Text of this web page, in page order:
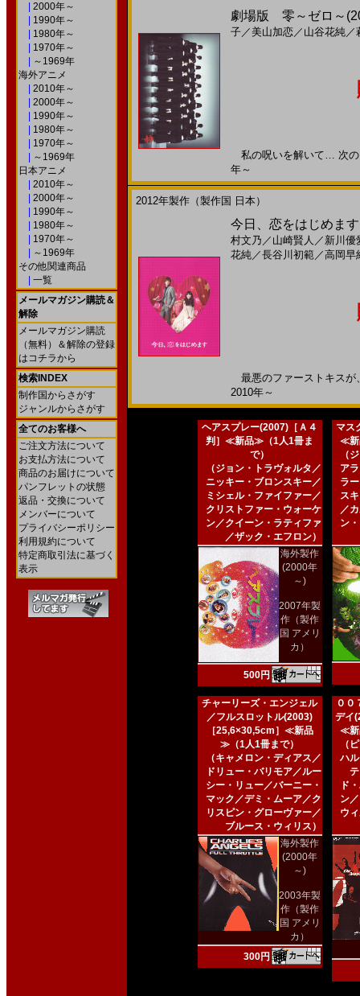
2000年～
1990年～
1980年～
1970年～
～1969年
海外アニメ
2010年～
2000年～
1990年～
1980年～
1970年～
～1969年
日本アニメ
2010年～
2000年～
1990年～
1980年～
1970年～
～1969年
その他関連商品
一覧
メールマガジン購読＆
解除
メールマガジン購読
（無料）＆解除の登録
はコチラから
検索INDEX
制作国からさがす
ジャンルからさがす
全てのお客様へ
ご注文方法について
お支払方法について
商品のお届けについて
パンフレットの状態
返品・交換について
メンバーについて
プライバシーポリシー
利用規約について
特定商取引法に基づく
表示
劇場版 零～ゼロ～
子／ 美山加恋／ 山谷花純／
私の呪いを解いて… 次
年～
2012年製作（製作国 日本）
今日、恋をはじめま
村文乃 ／ 山崎賢人 ／ 新川優
花純／長谷川初範／高岡早
最悪のファーストキス
2010年～
ヘアスプレー(2007)［Ａ４
判］≪新品≫（1人1冊ま
で）
（ジョン・トラヴォルタ／
ニッキー・ブロンスキー／
ミシェル・ファイファー／
クリストファー・ウォーケ
ン／クイーン・ラティファ
／ザック・エフロン）
海外製作
(2000年
～)
2007年製
作（製作
国 アメリ
カ）
500円
マス
≪新
（
ア
ラ
ス
／
ン
チャーリーズ・エンジェル
／フルスロットル(2003)
［25,6×30,5cm］≪新品
≫（1人1冊まで）
（キャメロン・ディアス／
ドリュー・バリモア／ルー
シー・リュー／バーニー・
マック／デミ・ムーア／ク
リスピン・グローヴァー／
ブルース・ウィリス）
海外製作
(2000年
～)
2003年製
作（製作
国 アメリ
カ）
300円
００
デイ
≪新
（
ハ
ド
ン
ウ